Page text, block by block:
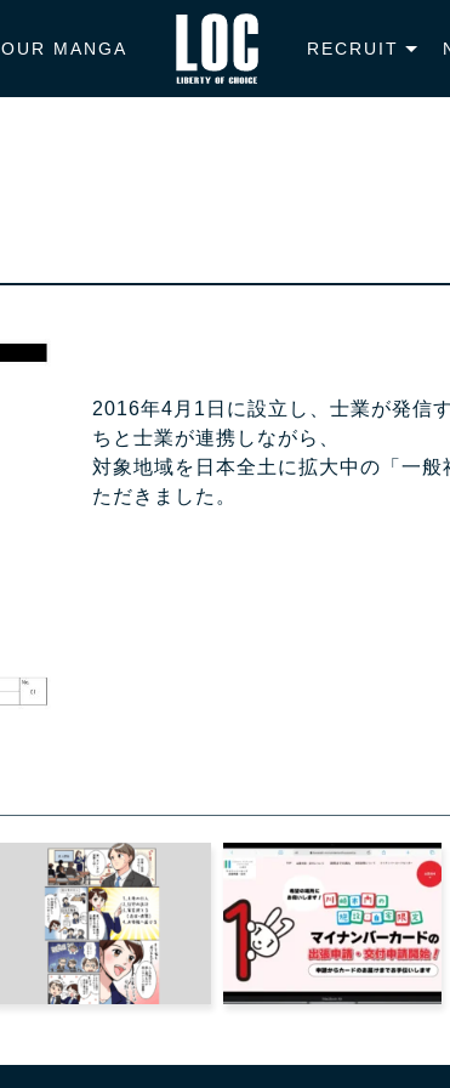
OUR MANGA RECRUIT
2016年4月1日に設立し、士業が発信
ちと士業が連携しながら、
対象地域を日本全土に拡大中の「一
ただきました。